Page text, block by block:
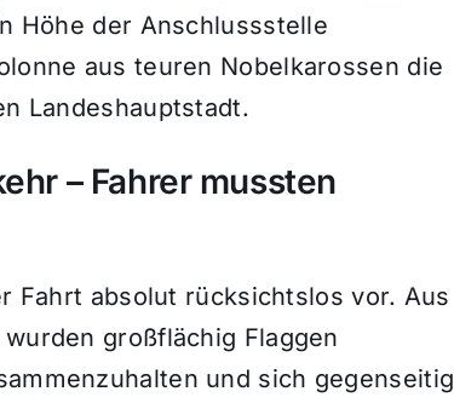
Höhe der Anschlussstelle
aus teuren Nobelkarossen die
Landeshauptstadt.
– Fahrer mussten
Fahrt absolut rücksichtslos vor. Aus
großflächig Flaggen
und sich gegenseitig